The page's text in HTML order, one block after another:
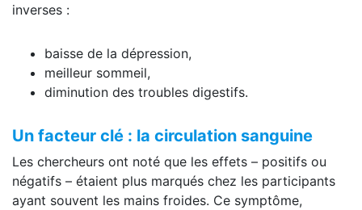
inverses :
baisse de la dépression,
meilleur sommeil,
diminution des troubles digestifs.
Un facteur clé : la circulation sanguine
Les chercheurs ont noté que les effets – positifs ou
négatifs – étaient plus marqués chez les participants
ayant souvent les mains froides. Ce symptôme,